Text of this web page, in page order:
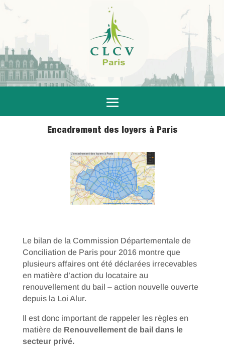
Encadrement des loyers à Paris
Le bilan de la Commission Départementale de
Conciliation de Paris pour 2016 montre que
plusieurs affaires ont été déclarées irrecevables
en matière d’action du locataire au
renouvellement du bail – action nouvelle ouverte
depuis la Loi Alur.
Il est donc important de rappeler les règles en
matière de Renouvellement de bail dans le
secteur privé.